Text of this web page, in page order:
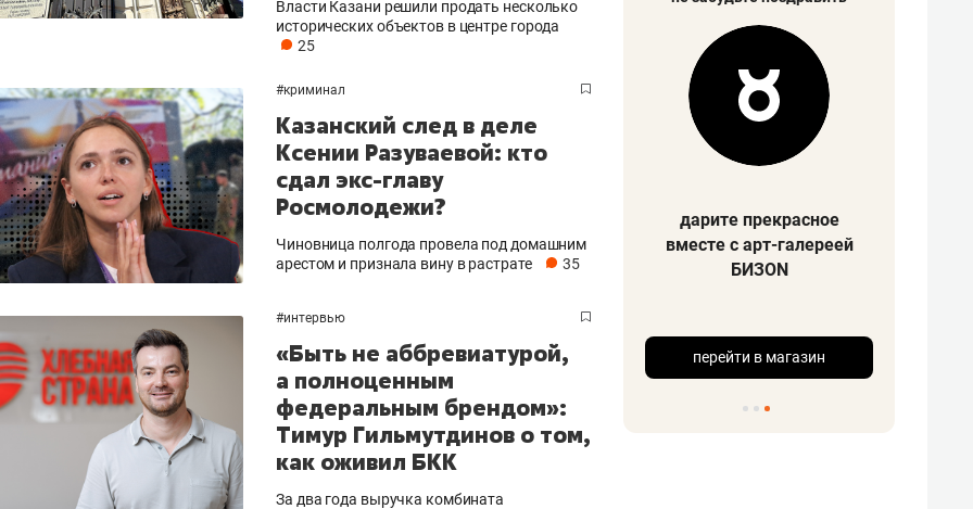
Власти Казани решили продать несколько
исторических объектов в центре города
25
#криминал
Казанский след в деле
Ксении Разуваевой: кто
сдал экс-главу
Росмолодежи?
Чиновница полгода провела под домашним
арестом и признала вину в растрате
35
#интервью
«Быть не аббревиатурой,
а полноценным
федеральным брендом»:
Тимур Гильмутдинов о том,
как оживил БКК
За два года выручка комбината
Зарипов Айрат Ринатович
депутат Госсовета РТ, председатель
образованию, культуре, науке и
национальным вопросам
Сафиуллов Рамис
Хатыпович
дарите прекрасное
вместе с арт-галереей
БИЗОN
перейти в магазин